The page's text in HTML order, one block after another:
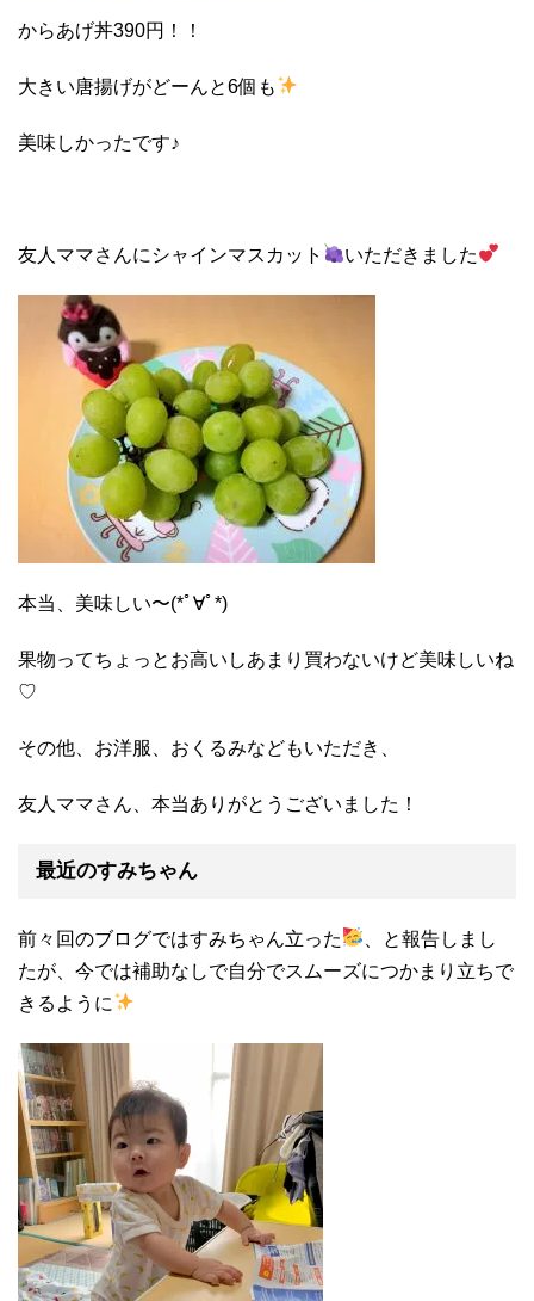
からあげ丼390円！！
大きい唐揚げがどーんと6個も
美味しかったです♪
友人ママさんにシャインマスカット いただきました
本当、美味しい〜(*ﾟ∀ﾟ*)
果物ってちょっとお高いしあまり買わないけど美味しいね
♡
その他、お洋服、おくるみなどもいただき、
友人ママさん、本当ありがとうございました！
最近のすみちゃん
前々回のブログではすみちゃん立った
、と報告しまし
たが、今では補助なしで自分でスムーズにつかまり立ちで
きるように